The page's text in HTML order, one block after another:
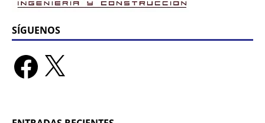
SÍGUENOS